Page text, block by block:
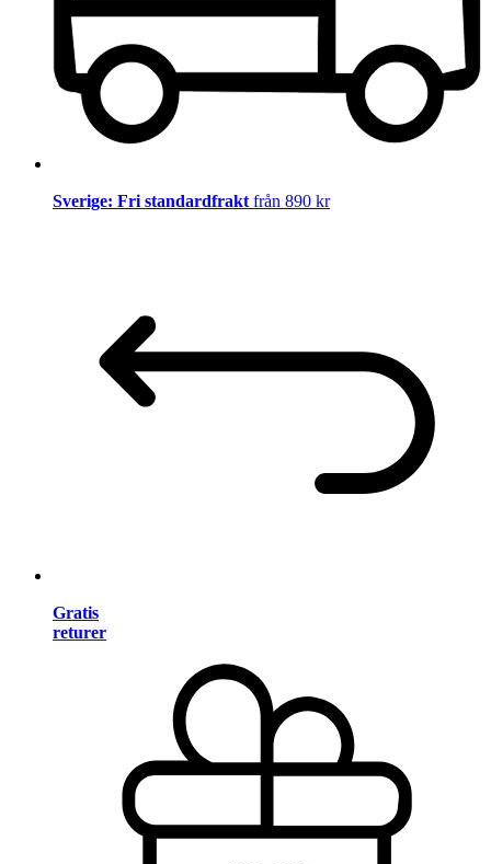
Sverige: Fri standardfrakt från 890 kr
Gratis
returer